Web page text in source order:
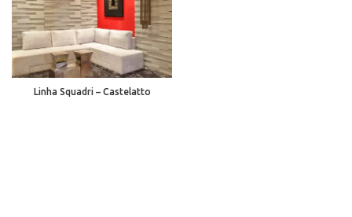
Linha Squadri – Castelatto